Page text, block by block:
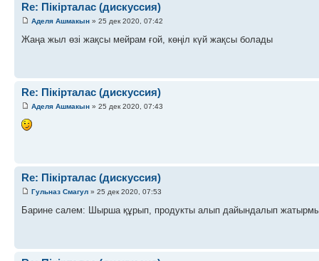
Re: Пікірталас (дискуссия)
Аделя Ашмакын » 25 дек 2020, 07:42
Жаңа жыл өзі жақсы мейрам ғой, көңіл күй жақсы болады
Re: Пікірталас (дискуссия)
Аделя Ашмакын » 25 дек 2020, 07:43
Re: Пікірталас (дискуссия)
Гульназ Смагул » 25 дек 2020, 07:53
Барине салем: Шырша құрып, продукты алып дайындалып